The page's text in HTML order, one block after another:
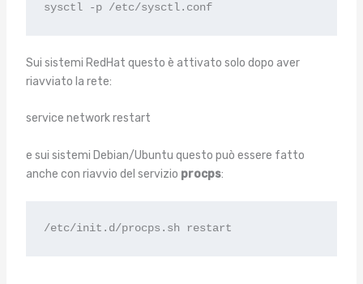
sysctl -p /etc/sysctl.conf
Sui sistemi RedHat questo è attivato solo dopo aver
riavviato la rete:
service network restart
e sui sistemi Debian/Ubuntu questo può essere fatto
anche con riavvio del servizio procps:
/etc/init.d/procps.sh restart